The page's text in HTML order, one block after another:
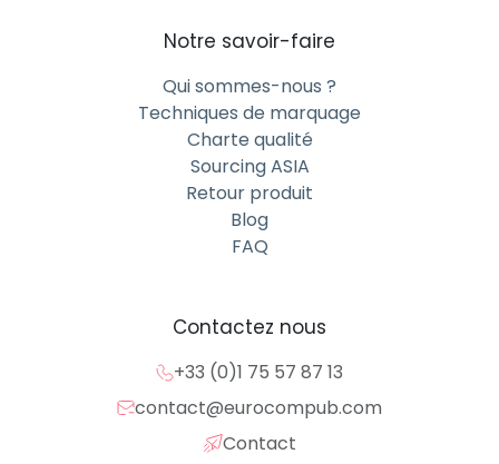
Notre savoir-faire
Qui sommes-nous ?
Techniques de marquage
Charte qualité
Sourcing ASIA
Retour produit
Blog
FAQ
Contactez nous
+33 (0)1 75 57 87 13
contact@eurocompub.com
Contact